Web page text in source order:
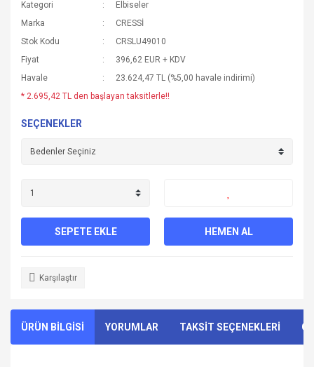
Kategori
Elbiseler
Marka
CRESSİ
Stok Kodu
CRSLU49010
Fiyat
396,62 EUR + KDV
Havale
23.624,47 TL (%5,00 havale indirimi)
* 2.695,42 TL den başlayan taksitlerle!!
SEÇENEKLER
SEPETE EKLE HEMEN AL
Karşılaştır
ÜRÜN BİLGİSİ YORUMLAR TAKSİT SEÇENEKLERİ